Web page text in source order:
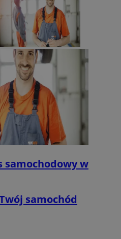
samochodowy w
samochód